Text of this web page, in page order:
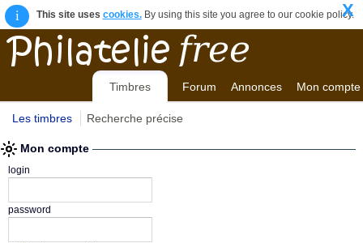
i This site uses cookies.By using this site you agree to our cookie policy.
X
Timbres Forum Annonces Mon compte
Les timbres Recherche précise
Mon compte
login
password